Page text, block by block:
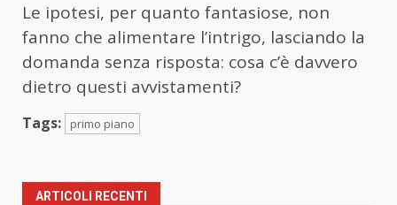
Le ipotesi, per quanto fantasiose, non
fanno che alimentare l’intrigo, lasciando la
domanda senza risposta: cosa c’è davvero
dietro questi avvistamenti?
Tags: primo piano
ARTICOLI RECENTI